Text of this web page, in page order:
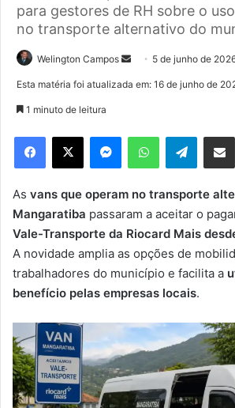
para gestores de RH sobre o
no transporte alternativo do
Welington Campos
e
m
e
-
m
5 de junho de
Esta matéria foi atualizada em: 16 de junho de
1 minuto de leitura
Telegram
As vans que operam no transporte
Mangaratiba passaram a aceitar o
Vale-Transporte da Riocard Mais
A novidade amplia as opções de
trabalhadores do município e facilita a
benefício pelas empresas locais.